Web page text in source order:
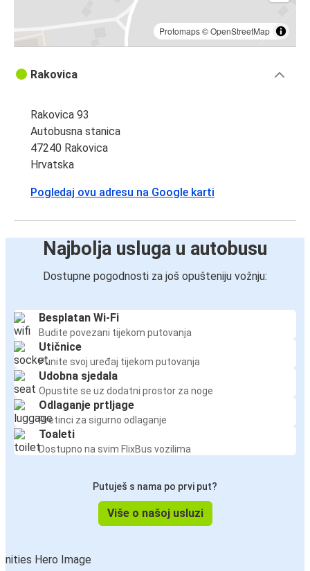
Protomaps©OpenStreetMap
Rakovica
Rakovica 93
Autobusna stanica
47240 Rakovica
Hrvatska
Pogledaj ovu adresu na Google karti
Najbolja usluga u autobusu
Dostupne pogodnosti za još opušteniju vožnju:
Besplatan Wi-Fi
Budite povezani tijekom putovanja
Utičnice
Punite svoj uređaj tijekom putovanja
Udobna sjedala
Opustite se uz dodatni prostor za noge
Odlaganje prtljage
Pretinci za sigurno odlaganje
Toaleti
Dostupno na svim FlixBus vozilima
Putuješ s nama po prvi put?
Više o našoj usluzi